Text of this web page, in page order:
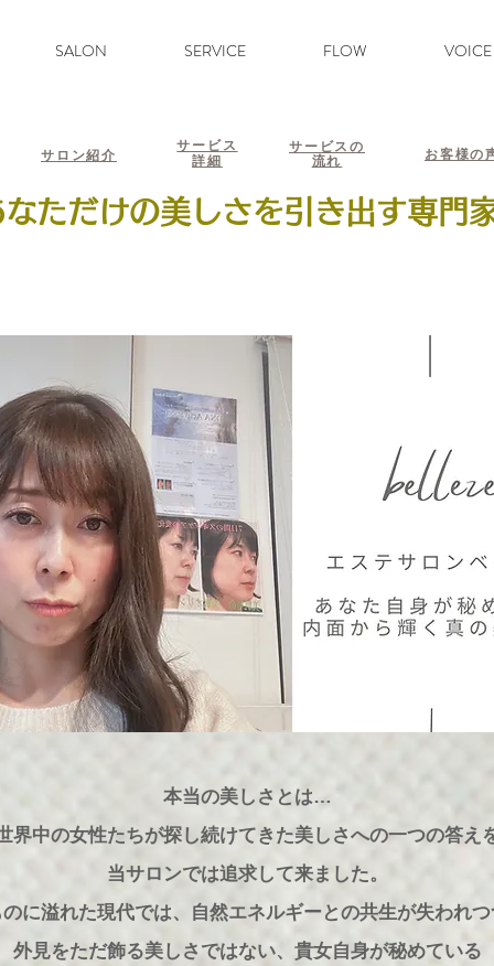
SALON SERVICE FLOW VOICE
サロン紹介
サービス
詳細
サービスの
流れ
お客様の
本当の美しさとは…
界中の女性たちが探し続けてきた美しさへの一つの答え
​当サロンでは追求して来ました。
に溢れた現代では、自然エネルギーとの共生が失われ
外見をただ飾る美しさではない、貴女自身が秘めている
ただけの美しさを引き出す専門